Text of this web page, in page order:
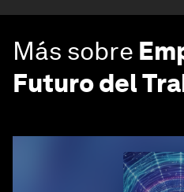
Más sobre
Futuro del